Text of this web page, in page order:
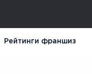
Рейтинги франшиз